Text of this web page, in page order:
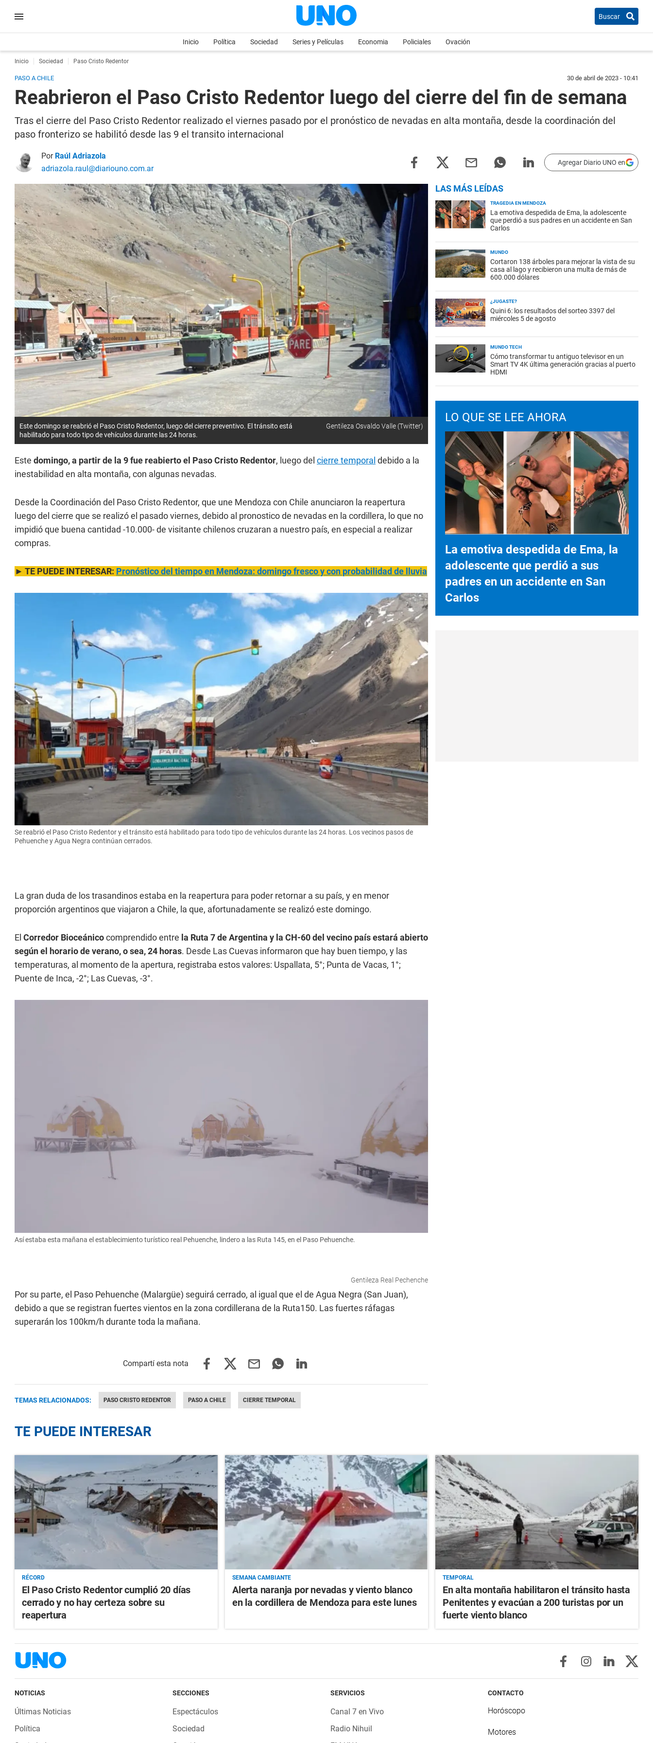
Buscar
Inicio Política Sociedad Series y Películas Economia Policiales Ovación
Inicio Sociedad Paso Cristo Redentor
PASO A CHILE 30 de abril de 2023 - 10:41
Reabrieron el Paso Cristo Redentor luego del cierre del fin de semana
Tras el cierre del Paso Cristo Redentor realizado el viernes pasado por el pronóstico de nevadas en alta montaña, desde la coordinación del
paso fronterizo se habilitó desde las 9 el transito internacional
Por Raúl Adriazola
adriazola.raul@diariouno.com.ar
Agregar Diario UNO en
Este domingo se reabrió el Paso Cristo Redentor, luego del cierre preventivo. El tránsito está
habilitado para todo tipo de vehículos durante las 24 horas.
Gentileza Osvaldo Valle (Twitter)
Este domingo, a partir de la 9 fue reabierto el Paso Cristo Redentor, luego del cierre temporal debido a la
inestabilidad en alta montaña, con algunas nevadas.
Desde la Coordinación del Paso Cristo Redentor, que une Mendoza con Chile anunciaron la reapertura
luego del cierre que se realizó el pasado viernes, debido al pronostico de nevadas en la cordillera, lo que no
impidió que buena cantidad -10.000- de visitante chilenos cruzaran a nuestro país, en especial a realizar
compras.
► TE PUEDE INTERESAR: Pronóstico del tiempo en Mendoza: domingo fresco y con probabilidad de lluvia
Se reabrió el Paso Cristo Redentor y el tránsito está habilitado para todo tipo de vehículos durante las 24 horas. Los vecinos pasos de
Pehuenche y Agua Negra continúan cerrados.
La gran duda de los trasandinos estaba en la reapertura para poder retornar a su país, y en menor
proporción argentinos que viajaron a Chile, la que, afortunadamente se realizó este domingo.
El Corredor Bioceánicocomprendido entre la Ruta 7 de Argentina y la CH-60 del vecino país estará abierto
según el horario de verano, o sea, 24 horas. Desde Las Cuevas informaron que hay buen tiempo, y las
temperaturas, al momento de la apertura, registraba estos valores: Uspallata, 5°; Punta de Vacas, 1°;
Puente de Inca, -2°; Las Cuevas, -3°.
Así estaba esta mañana el establecimiento turístico real Pehuenche, lindero a las Ruta 145, en el Paso Pehuenche.
Gentileza Real Pechenche
Por su parte, el Paso Pehuenche (Malargüe) seguirá cerrado, al igual que el de Agua Negra (San Juan),
debido a que se registran fuertes vientos en la zona cordillerana de la Ruta150. Las fuertes ráfagas
superarán los 100km/h durante toda la mañana.
TEMAS RELACIONADOS: PASO CRISTO REDENTOR PASO A CHILE CIERRE TEMPORAL
LAS MÁS LEÍDAS
TRAGEDIA EN MENDOZA
La emotiva despedida de Ema, la adolescente
que perdió a sus padres en un accidente en San
Carlos
MUNDO
Cortaron 138 árboles para mejorar la vista de su
casa al lago y recibieron una multa de más de
600.000 dólares
¿JUGASTE?
Quini 6: los resultados del sorteo 3397 del
miércoles 5 de agosto
MUNDO TECH
Cómo transformar tu antiguo televisor en un
Smart TV 4K última generación gracias al puerto
HDMI
LO QUE SE LEE AHORA
La emotiva despedida de Ema, la
adolescente que perdió a sus
padres en un accidente en San
Carlos
TE PUEDE INTERESAR
RÉCORD
El Paso Cristo Redentor cumplió 20 días
cerrado y no hay certeza sobre su
reapertura
SEMANA CAMBIANTE
Alerta naranja por nevadas y viento blanco
en la cordillera de Mendoza para este lunes
TEMPORAL
En alta montaña habilitaron el tránsito hasta
Penitentes y evacúan a 200 turistas por un
fuerte viento blanco
NOTICIAS
Últimas Noticias
Política
SECCIONES
Espectáculos
Sociedad
SERVICIOS
Canal 7 en Vivo
Radio Nihuil
CONTACTO
Horóscopo
Motores